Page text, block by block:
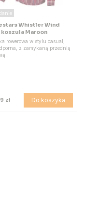
Whistler Wind
koszula Maroon
rowerowa w stylu casual,
z zamykaną przednią
zł Do koszyka